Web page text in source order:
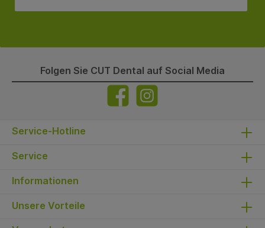
Folgen Sie CUT Dental auf Social Media
Service-Hotline
Service
Informationen
Unsere Vorteile